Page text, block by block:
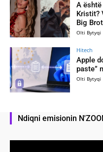
A
Kristit?
Big
Olti Bytyqi
Hitech
Apple
paste”
Olti Bytyqi
Ndiqni emisionin